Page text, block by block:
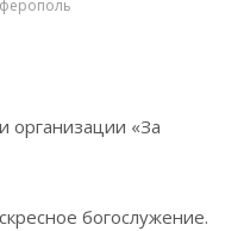
организации «За
богослужение.